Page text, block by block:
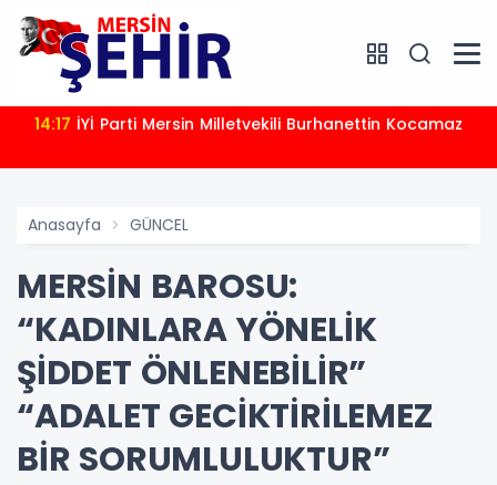
14:17 İYİ Parti Mersin Milletvekili Burhanettin Kocamaz
Anasayfa GÜNCEL
MERSİN BAROSU:
“KADINLARA YÖNELİK
ŞİDDET ÖNLENEBİLİR”
“ADALET GECİKTİRİLEMEZ
BİR SORUMLULUKTUR”